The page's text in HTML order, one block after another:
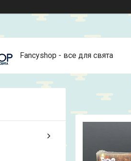
Fancyshop - все для свята